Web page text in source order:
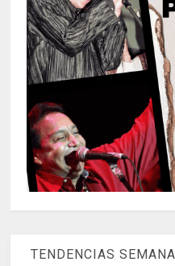
TENDENCIAS